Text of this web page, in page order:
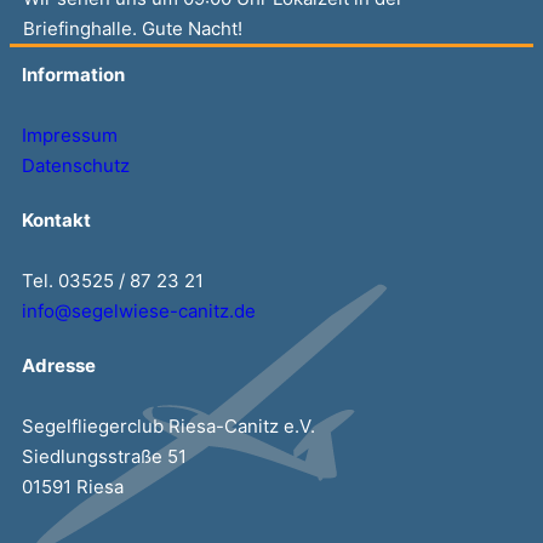
Briefinghalle. Gute Nacht!
Information
Impressum
Datenschutz
Kontakt
Tel. 03525 / 87 23 21
info@segelwiese-canitz.de
Adresse
Segelfliegerclub Riesa-Canitz e.V.
Siedlungsstraße 51
01591 Riesa